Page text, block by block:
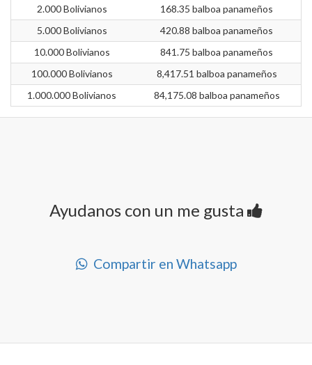
2.000 Bolivianos
168.35 balboa panameños
5.000 Bolivianos
420.88 balboa panameños
10.000 Bolivianos
841.75 balboa panameños
100.000 Bolivianos
8,417.51 balboa panameños
1.000.000 Bolivianos
84,175.08 balboa panameños
Ayudanos con un me gusta
Compartir en Whatsapp